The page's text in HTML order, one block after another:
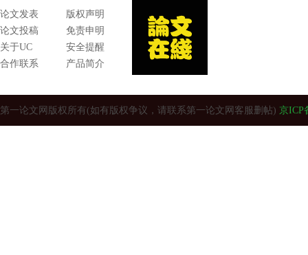
版权声明
免责申明
安全提醒
产品简介
论文发表
论文投稿
关于UC
合作联系
第一论文网版权所有(如有版权争议，请联系第一论文网客服删帖) 京ICP